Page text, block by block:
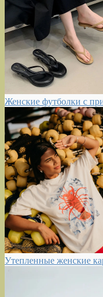
Женские футболки с
Утепленные женские